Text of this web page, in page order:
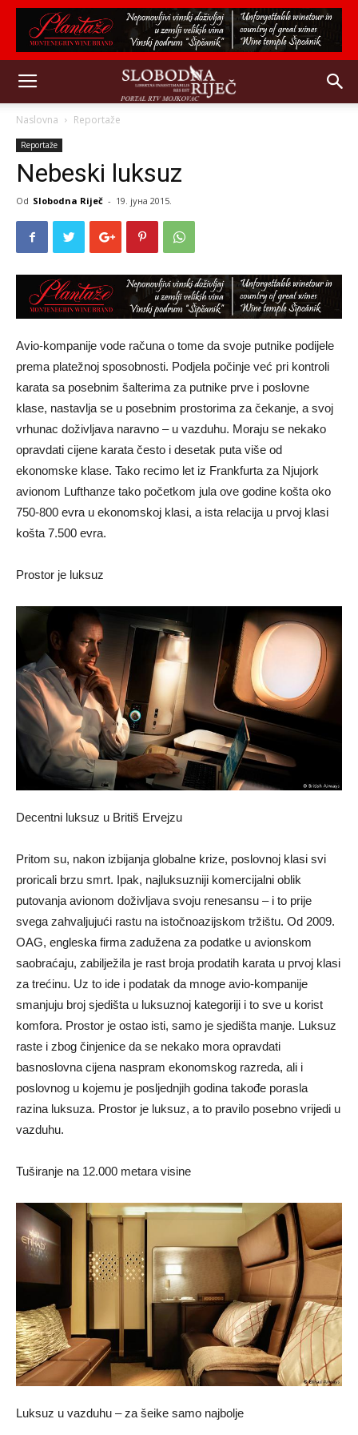
Naslovna Reportaže
Reportaže
Nebeski luksuz
Od Slobodna Riječ - 19. јуна 2015.
Avio-kompanije vode računa o tome da svoje putnike podijele
prema platežnoj sposobnosti. Podjela počinje već pri kontroli
karata sa posebnim šalterima za putnike prve i poslovne
klase, nastavlja se u posebnim prostorima za čekanje, a svoj
vrhunac doživljava naravno – u vazduhu. Moraju se nekako
opravdati cijene karata često i desetak puta više od
ekonomske klase. Tako recimo let iz Frankfurta za Njujork
avionom Lufthanze tako početkom jula ove godine košta oko
750-800 evra u ekonomskoj klasi, a ista relacija u prvoj klasi
košta 7.500 evra.
Prostor je luksuz
Decentni luksuz u Britiš Ervejzu
Pritom su, nakon izbijanja globalne krize, poslovnoj klasi svi
proricali brzu smrt. Ipak, najluksuzniji komercijalni oblik
putovanja avionom doživljava svoju renesansu – i to prije
svega zahvaljujući rastu na istočnoazijskom tržištu. Od 2009.
OAG, engleska firma zadužena za podatke u avionskom
saobraćaju, zabilježila je rast broja prodatih karata u prvoj klasi
za trećinu. Uz to ide i podatak da mnoge avio-kompanije
smanjuju broj sjedišta u luksuznoj kategoriji i to sve u korist
komfora. Prostor je ostao isti, samo je sjedišta manje. Luksuz
raste i zbog činjenice da se nekako mora opravdati
basnoslovna cijena naspram ekonomskog razreda, ali i
poslovnog u kojemu je posljednjih godina takođe porasla
razina luksuza. Prostor je luksuz, a to pravilo posebno vrijedi u
vazduhu.
Tuširanje na 12.000 metara visine
Luksuz u vazduhu – za šeike samo najbolje